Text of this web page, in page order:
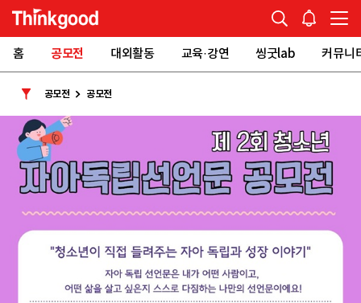
홈 공모전 대외활동 교육·강연 씽굿lab 커뮤니
공모전 공모전